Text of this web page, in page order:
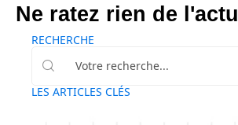
Ne ratez rien de l'actu
RECHERCHE
LES ARTICLES CLÉS